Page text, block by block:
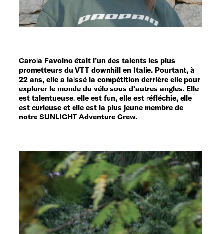
Service
Carola Favoino était l’un des talents les plus
prometteurs du VTT downhill en Italie. Pourtant, à
22 ans, elle a laissé la compétition derrière elle pour
explorer le monde du vélo sous d’autres angles. Elle
est talentueuse, elle est fun, elle est réfléchie, elle
est curieuse et elle est la plus jeune membre de
notre SUNLIGHT Adventure Crew.